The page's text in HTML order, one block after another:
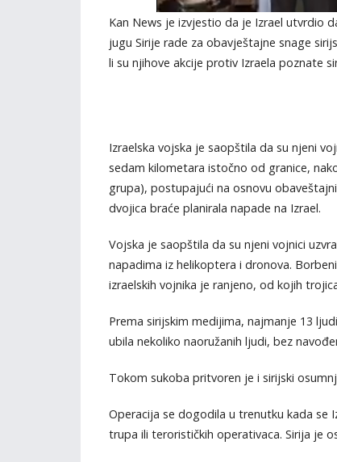
Kan News je izvjestio da je Izrael utvrdio
jugu Sirije rade za obavještajne snage
li su njihove akcije protiv Izraela poznate
Izraelska vojska je saopštila da su njeni
sedam kilometara istočno od granice,
grupa), postupajući na osnovu
dvojica braće planirala napade na Izrael.
Vojska je saopštila da su njeni vojnici
napadima iz helikoptera i dronova.
izraelskih vojnika je ranjeno, od kojih
Prema sirijskim medijima, najmanje 13
ubila nekoliko naoružanih ljudi, bez
Tokom sukoba pritvoren je i sirijski
Operacija se dogodila u trenutku kada se
trupa ili terorističkih operativaca. Sirija je